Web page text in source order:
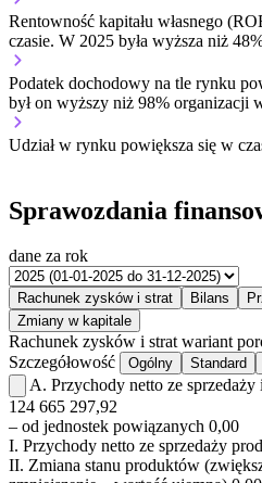
Rentowność kapitału własnego
czasie. W 2025 była wyższa niż
Podatek dochodowy na tle rynku
był on wyższy niż 98% organizacji
Udział w rynku powiększa się w
Sprawozdania
dane za rok
Rachunek zysków i strat Bilans
Zmiany w kapitale
Rachunek zysków i strat wariant
Szczegółowość
Ogólny Standard
A. Przychody netto ze
124 665 297,92
– od jednostek powiązanych 0,00
I. Przychody netto ze sprzedaży
II. Zmiana stanu produktów